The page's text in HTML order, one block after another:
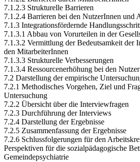
7.1.2.3 Strukturelle Barrieren
7.1.2.4 Barrieren bei den NutzerInnen und
7.1.3 Integrationsfördernde
7.1.3.1 Abbau von Vorurteilen in der
7.1.3.2 Vermittlung der Bedeutsamkeit der
den MitarbeiterInnen
7.1.3.3 Strukturelle Verbesserungen
7.1.3.4 Ressourcenerhöhung bei den
7.2 Darstellung der empirische
7.2.1 Methodisches Vorgehen, Ziel und
Untersuchung
7.2.2 Übersicht über die Interviewfragen
7.2.3 Durchführung der Interviews
7.2.4 Darstellung der Ergebnisse
7.2.5 Zusammenfassung der Ergebnisse
7.2.6 Schlussfolgerungen für den
Perspektiven für die sozialpädagogische
Gemeindepsychiatrie